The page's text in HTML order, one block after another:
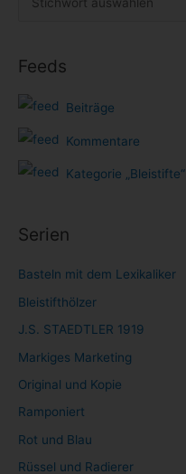
Feeds
Beiträge
Kommentare
Kategorie „Bleistifte“
Serien
Basteln mit dem Lexikaliker
Bleistifthölzer
J.S. STAEDTLER 1919
Markiges Marketing
Original und Kopie
Ramponiert
Rot und Blau
Rüssel und Radierer